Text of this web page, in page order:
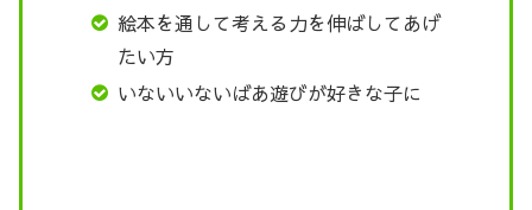
絵本を通して考える力を伸ばしてあげ
たい方
いないいないばあ遊びが好きな子に